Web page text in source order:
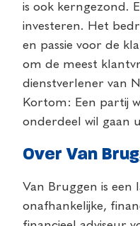
is ook kerngezond.
investeren. Het
en passie voor de
om de meest
dienstverlener van
Kortom: Een partij
onderdeel wil gaan
Over Van
Van Bruggen is een
onafhankelijke,